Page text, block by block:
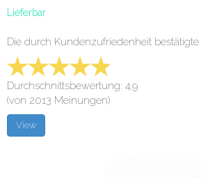
Lieferbar
Die durch Kundenzufriedenheit bestätigte
Durchschnittsbewertung: 4.9
(von 2013 Meinungen)